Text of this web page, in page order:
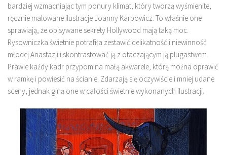
bardziej wzmacniając tym ponury klimat, który tworzą wyśmienite,
ręcznie malowane ilustracje Joanny Karpowicz. To właśnie one
sprawiają, że opisywane sekrety Hollywood mają taką moc.
Rysowniczka świetnie potrafiła zestawić delikatność i niewinność
młodej Anastazji i skontrastować ją z otaczającym ją plugastwem.
Prawie każdy kadr przypomina małą akwarele, którą można oprawić
w ramkę i powiesić na ścianie. Zdarzają się oczywiście i mniej udane
sceny, jednak giną one w całości świetnie wykonanych ilustracji.